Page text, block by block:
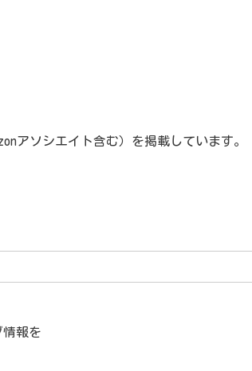
アソシエイト含む）を掲載しています。
情報を